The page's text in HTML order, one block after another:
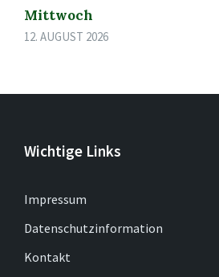
Mittwoch
12. AUGUST 2026
Wichtige Links
Impressum
Datenschutzinformation
Kontakt